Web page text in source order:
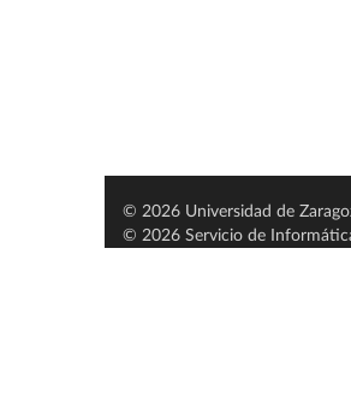
© 2026 Universidad de
© 2026 Servicio de